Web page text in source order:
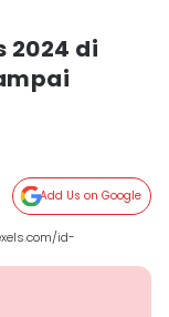
2024 di
Add Us on Google
id-